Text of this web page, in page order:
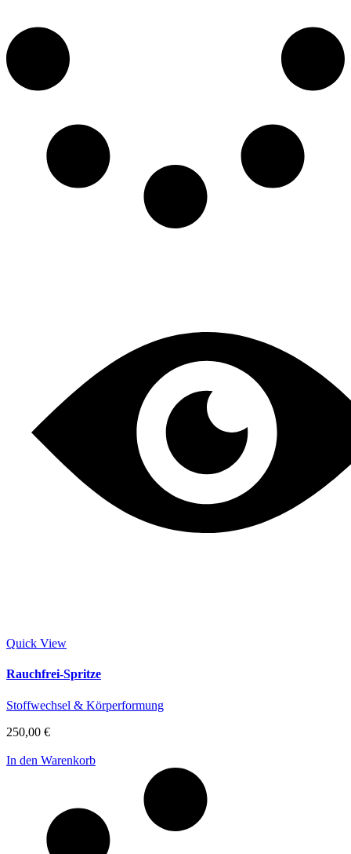
Quick View
Rauchfrei-Spritze
Stoffwechsel & Körperformung
250,00 €
In den Warenkorb